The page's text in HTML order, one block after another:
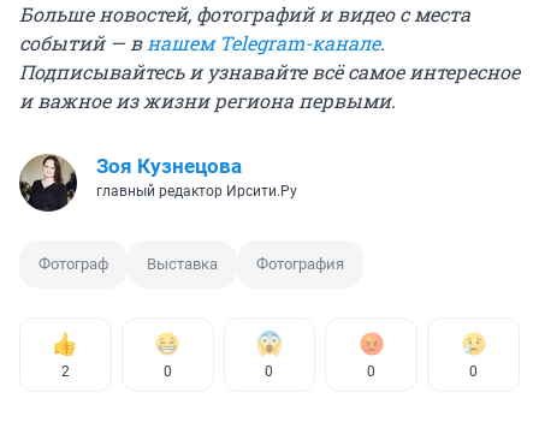
Больше новостей, фотографий и видео с места
событий — внашем Telegram-канале.
Подписывайтесь и узнавайте всё самое интересное
и важное из жизни региона первыми.
Зоя Кузнецова
главный редактор Ирсити.Ру
Фотограф Выставка Фотография
2 0 0 0 0